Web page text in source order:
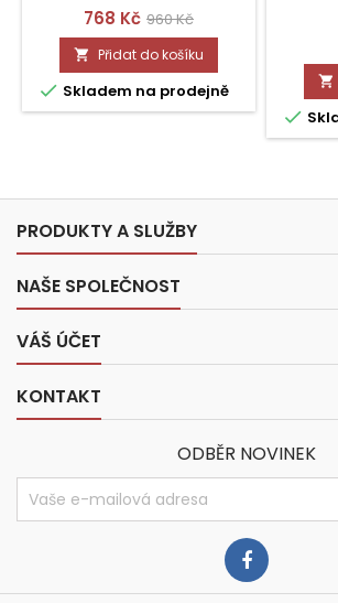
Cena
768 Kč Běžná
cena
960 Kč
 Přidat do košíku
 Skladem na prodejně 

PRODUKTY A SLUŽBY
NAŠE SPOLEČNOST
VÁŠ ÚČET
KONTAKT
ODBĚR NOVINEK